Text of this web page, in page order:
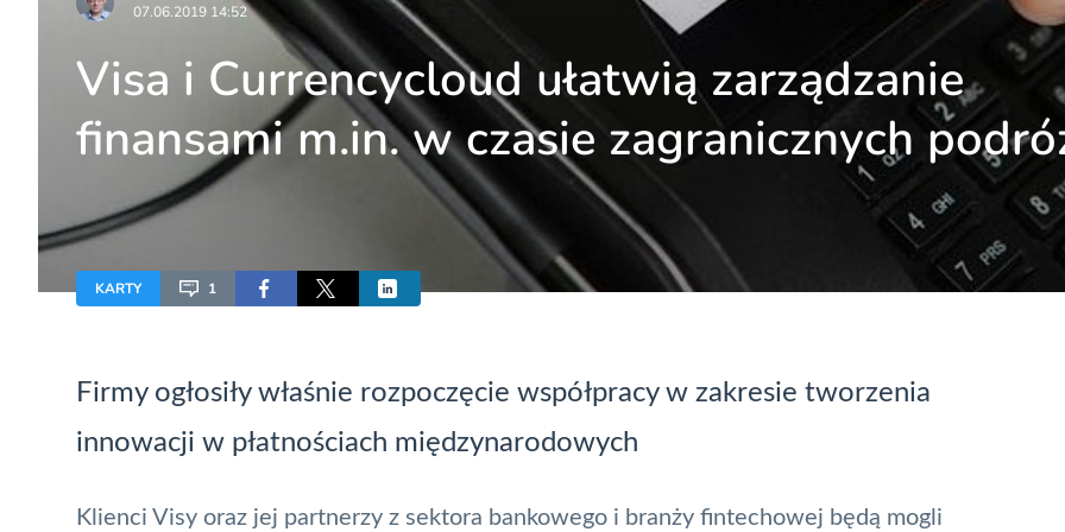
07.06.2019 14:52
Visa i Currencycloud ułatwią zarządzanie
finansami m.in. w czasie zagranicznych
KARTY 1
Firmy ogłosiły właśnie rozpoczęcie współpracy w zakresie tworzenia
innowacji w płatnościach międzynarodowych
Klienci Visy oraz jej partnerzy z sektora bankowego i branży fintechowej będą mogli